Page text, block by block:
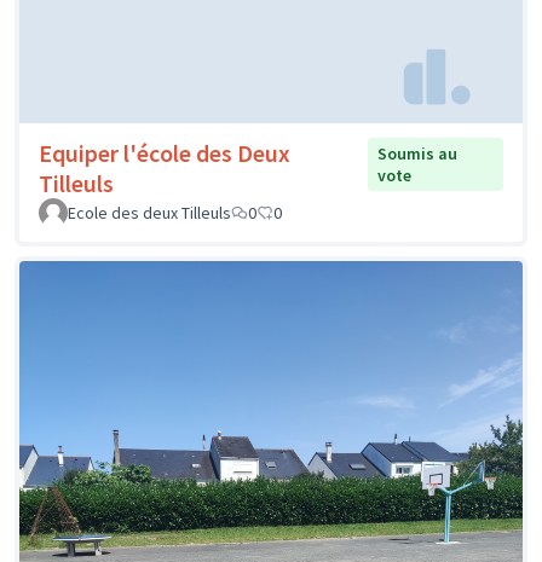
Equiper l'école des Deux
Tilleuls
Soumis au
vote
Ecole des deux Tilleuls
0 0